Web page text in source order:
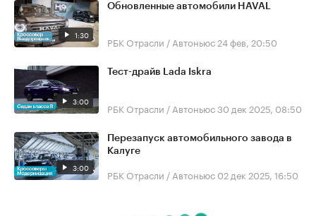
1:30
Обновленные автомобили HAVAL
РБК Отрасли / Автоньюс 24 фев, 20:50
3:00
Тест-драйв Lada Iskra
РБК Отрасли / Автоньюс30 дек 2025, 08:50
3:00
Перезапуск автомобильного завода в
Калуге
РБК Отрасли / Автоньюс 02 дек 2025, 16:50